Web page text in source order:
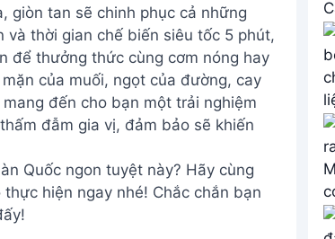
giòn tan sẽ chinh phục cả những
và thời gian chế biến siêu tốc 5 phút,
để thưởng thức cùng cơm nóng hay
của muối, ngọt của đường, cay
đến cho bạn một trải nghiệm
đẫm gia vị, đảm bảo sẽ khiến
Quốc ngon tuyệt này? Hãy cùng
hiện ngay nhé! Chắc chắn bạn